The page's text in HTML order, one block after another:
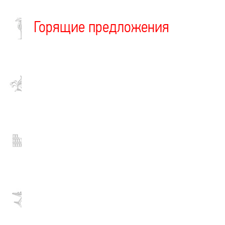
Горящие предложения